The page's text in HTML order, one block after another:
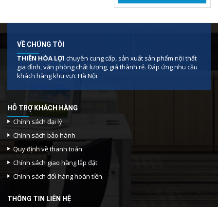
Bàn Chữ Z 1m Mặt Fami
VỀ CHÚNG TÔI
THIÊN HÒA LỢI chuyên cung cấp, sản xuất sản phẩm nội thất
gia đình, văn phòng chất lượng, giá thành rẻ. Đáp ứng nhu cầu
khách hàng khu vực Hà Nội
HỖ TRỢ KHÁCH HÀNG
Chính sách đại lý
Chính sách bảo hành
Quy định về thanh toán
Chính sách giao hàng lắp đặt
Chính sách đổi hàng hoàn tiền
THÔNG TIN LIÊN HỆ